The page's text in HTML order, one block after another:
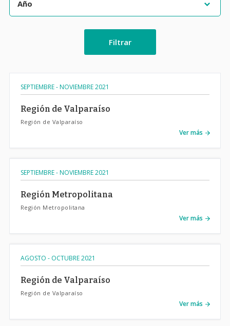
Filtrar
SEPTIEMBRE - NOVIEMBRE 2021
Región de Valparaíso
Región de Valparaíso
Ver más
SEPTIEMBRE - NOVIEMBRE 2021
Región Metropolitana
Región Metropolitana
Ver más
AGOSTO - OCTUBRE 2021
Región de Valparaíso
Región de Valparaíso
Ver más